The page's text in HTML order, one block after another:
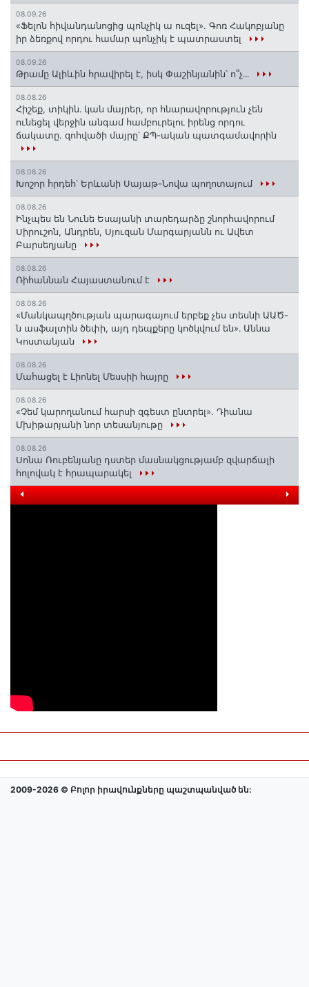
08.09.26
«Ֆելոն հիվանդանոցից պոնչիկ ա ուզել». Գոռ Հակոբյանը
իր ձեռքով որդու համար պոնչիկ է պատրաստել
08.09.26
Թրամը Ալիևին հրավիրել է, իսկ Փաշինյանին՝ ո՞չ․․․
08.08.26
Հիշեք, տիկին․ կան մայրեր, որ հնարավորություն չեն
ունեցել վերջին անգամ համբուրելու իրենց որդու
ճակատը. զոհվածի մայրը՝ ՔՊ-ական պատգամավորին
08.08.26
Խոշոր հրդեհ՝ Երևանի Սայաթ-Նովա պողոտայում
08.08.26
Ինչպես են Նունե Եսայանի տարեդարձը շնորհավորում
Սիրուշոն, Անդրեն, Սյուզան Մարգարյանն ու Ավետ
Բարսեղյանը
08.08.26
Ռիհաննան Հայաստանում է
08.08.26
«Մանկապղծության պարագայում երբեք չես տեսնի ԱԱԾ-
ն ասֆալտին ծեփի, այդ դեպքերը կոծկվում են»․ Աննա
Կոստանյան
08.08.26
Մահացել է Լիոնել Մեսսիի հայրը
08.08.26
«Չեմ կարողանում հարսի զգեստ ընտրել». Դիանա
Մխիթարյանի նոր տեսանյութը
08.08.26
Սոնա Ռուբենյանը դստեր մասնակցությամբ զվարճալի
հոլովակ է հրապարակել
2009-2026 © Բոլոր իրավունքները պաշտպանված են: